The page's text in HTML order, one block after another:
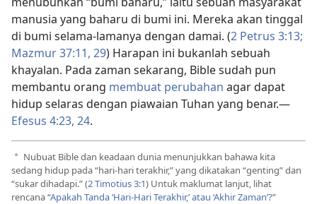
manusia yang baharu di bumi ini. Mereka akan tinggal
di bumi selama-lamanya dengan damai. (2 Petrus 3:13;
Mazmur 37:11, 29) Harapan ini bukanlah sebuah
khayalan. Pada zaman sekarang, Bible sudah pun
membantu orang membuat perubahan agar dapat
hidup selaras dengan piawaian Tuhan yang benar.—
Efesus 4:23, 24.
a Nubuat Bible dan keadaan dunia menunjukkan bahawa kita
sedang hidup pada “hari-hari terakhir,” yang dikatakan “genting” dan
“sukar dihadapi.” (2 Timotius 3:1) Untuk maklumat lanjut, lihat
rencana “Apakah Tanda ‘Hari-Hari Terakhir,’ atau ‘Akhir Zaman’?”